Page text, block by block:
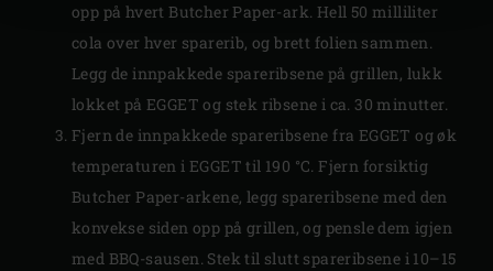
opp på hvert Butcher Paper-ark. Hell 50 milliliter
cola over hver sparerib, og brett folien sammen.
Legg de innpakkede spareribsene på grillen, lukk
lokket på EGGET og stek ribsene i ca. 30 minutter.
Fjern de innpakkede spareribsene fra EGGET og øk
temperaturen i EGGET til 190 °C. Fjern forsiktig
Butcher Paper-arkene, legg spareribsene med den
konvekse siden opp på grillen, og pensle dem igjen
med BBQ-sausen. Stek til slutt spareribsene i 10–15